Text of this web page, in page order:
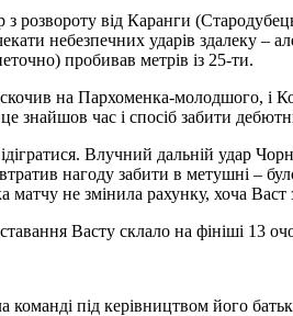
розвороту від Каранги
небезпечних ударів здалеку –
пробивав метрів із 25-ти.
на Пархоменка-молодшого,
знайшов час і спосіб забити
Влучний дальній удар
нагоду забити в метушні –
матчу не змінила рахунку, хоча
Васту склало на фініші 13
під керівництвом його